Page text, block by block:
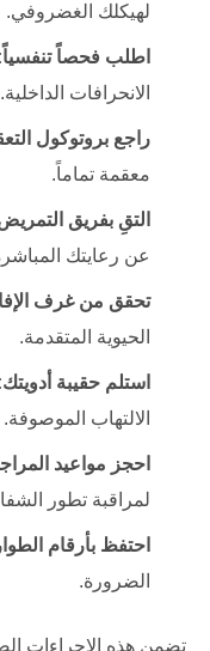
لهيكلك الغضروفي.
اطلب فحصاً
الانحرافات الداخلية.
راجع بروتوكول
معقمة تماماً.
التقِ بفريق
عن رعايتك
تحقق من غرف
الحيوية المتقدمة.
استلم حقيبة
الالتهاب الموصوفة.
احجز مواعيد
لمراقبة تطور
احتفظ بأرقام
الضرورة.
تضمن هذه الإجراءات